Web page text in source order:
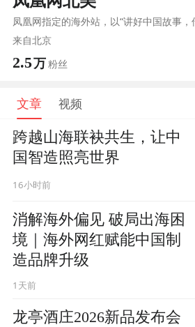
凤凰网指定的海外站，以“讲好中国故事，
来自北京
2.5万粉丝
文章 视频
跨越山海联袂共生，让中
国智造照亮世界
16小时前
消解海外偏见 破局出海困
境｜海外网红赋能中国制
造品牌升级
1天前
龙亭酒庄2026新品发布会